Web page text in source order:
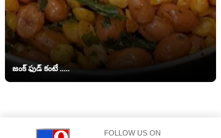
జంక్ ఫుడ్‌ కంటే .....
FOLLOW US ON